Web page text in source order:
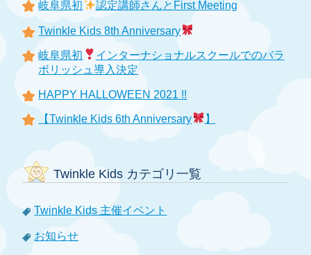
岐阜県初 認定講師さんとFirst Meeting
Twinkle Kids 8th Anniversary
岐阜県初
インターナショナルスクールでのバラ
ボリッシュ導入決定
HAPPY HALLOWEEN 2021 !!
【Twinkle Kids 6th Anniversary 】
Twinkle Kids カテゴリ一覧
Twinkle Kids 主催イベント
お知らせ